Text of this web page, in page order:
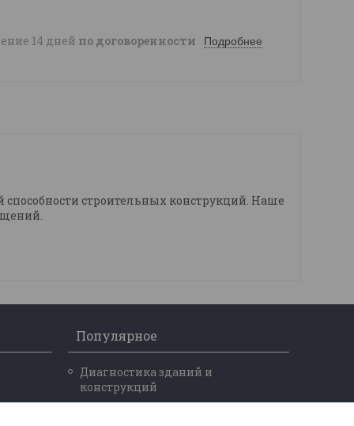
14 дней по договоренности Подробнее
строительных конструкций. Наше
Популярное
Диагностика зданий и
конструкций